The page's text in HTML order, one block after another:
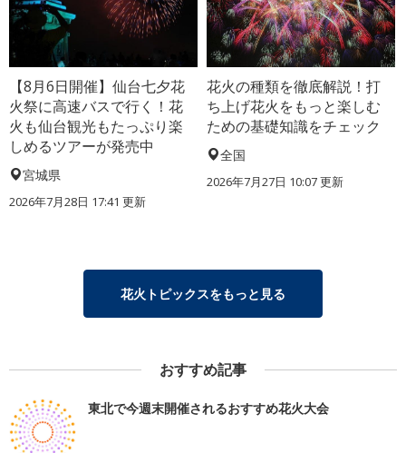
【8月6日開催】仙台七夕花
火祭に高速バスで行く！花
火も仙台観光もたっぷり楽
しめるツアーが発売中
宮城県
2026年7月28日 17:41 更新
花火の種類を徹底解説！打
ち上げ花火をもっと楽しむ
ための基礎知識をチェック
全国
2026年7月27日 10:07 更新
花火トピックスをもっと見る
おすすめ記事
東北で今週末開催されるおすすめ花火大会